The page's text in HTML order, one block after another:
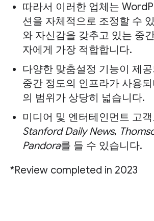
따라서 이러한 업체는
션을 자체적으로 조정할 수
와 자신감을 갖추고 있는 중
자에게 가장 적합합니다.
다양한 맞춤설정 기능이 제
중간 정도의 인프라가 사용
의 범위가 상당히 넓습니다.
미디어 및 엔터테인먼트 고
Stanford Daily News,
Pandora를 들 수 있습니다.
*Review completed in 2023